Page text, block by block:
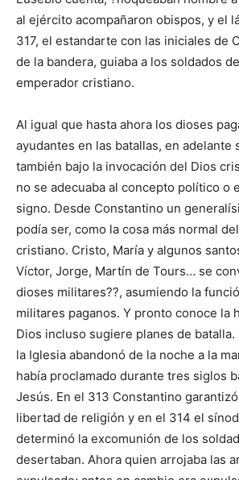
al ejército acompañaron obispos, y el
317, el estandarte con las iniciales de
de la bandera, guiaba a los soldados
emperador cristiano.
Al igual que hasta ahora los dioses
ayudantes en las batallas, en adelante
también bajo la invocación del Dios
no se adecuaba al concepto político o
signo. Desde Constantino un
podía ser, como la cosa más normal
cristiano. Cristo, María y algunos
Víctor, Jorge, Martín de Tours… se
dioses militares??, asumiendo la
militares paganos. Y pronto conoce la
Dios incluso sugiere planes de
la Iglesia abandonó de la noche a la
había proclamado durante tres siglos
Jesús. En el 313 Constantino
libertad de religión y en el 314 el
determinó la excomunión de los
desertaban. Ahora quien arrojaba las